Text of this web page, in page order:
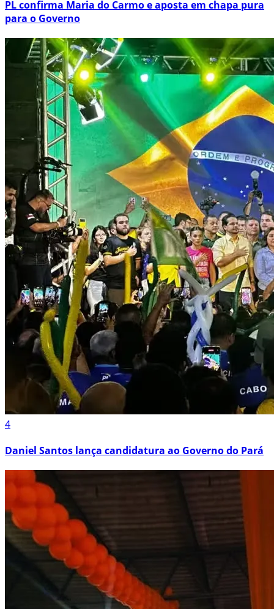
PL confirma Maria do Carmo e aposta em chapa pura
para o Governo
4
Daniel Santos lança candidatura ao Governo do Pará